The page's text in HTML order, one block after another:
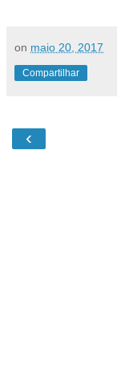
on maio 20, 2017
Compartilhar
‹